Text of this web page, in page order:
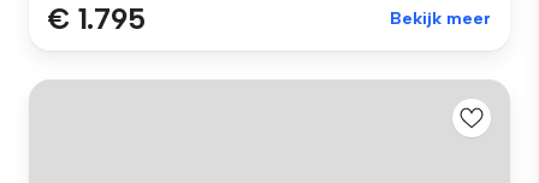
€ 1.795 Bekijk meer